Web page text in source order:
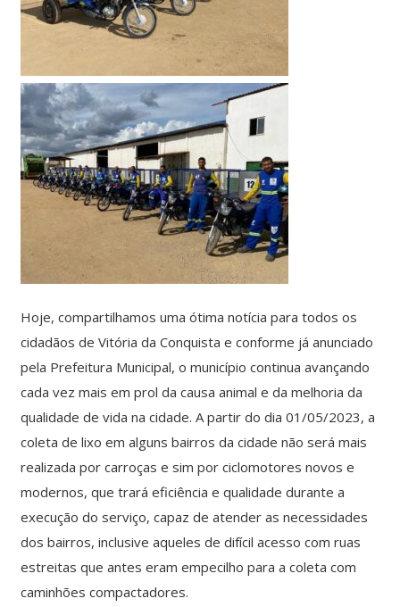
Hoje, compartilhamos uma ótima notícia para todos os
cidadãos de Vitória da Conquista e conforme já anunciado
pela Prefeitura Municipal, o município continua avançando
cada vez mais em prol da causa animal e da melhoria da
qualidade de vida na cidade. A partir do dia 01/05/2023, a
coleta de lixo em alguns bairros da cidade não será mais
realizada por carroças e sim por ciclomotores novos e
modernos, que trará eficiência e qualidade durante a
execução do serviço, capaz de atender as necessidades
dos bairros, inclusive aqueles de difícil acesso com ruas
estreitas que antes eram empecilho para a coleta com
caminhões compactadores.